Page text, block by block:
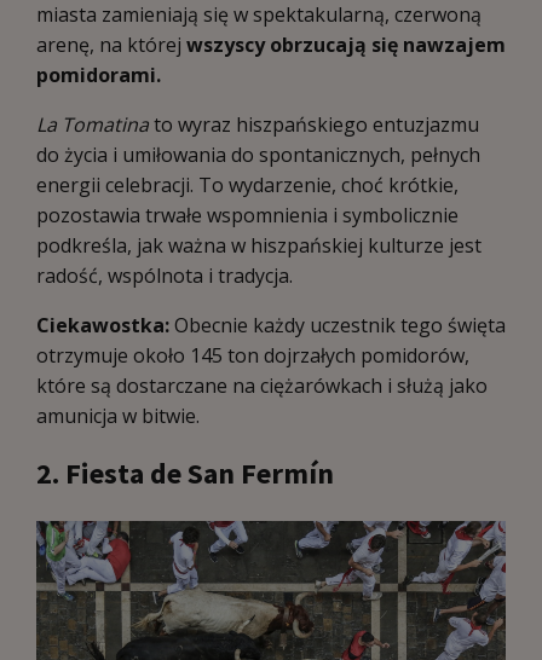
miasta zamieniają się w spektakularną, czerwoną
arenę, na której wszyscy obrzucają się nawzajem
pomidorami.
La Tomatinato wyraz hiszpańskiego entuzjazmu
do życia i umiłowania do spontanicznych, pełnych
energii celebracji. To wydarzenie, choć krótkie,
pozostawia trwałe wspomnienia i symbolicznie
podkreśla, jak ważna w hiszpańskiej kulturze jest
radość, wspólnota i tradycja.
Ciekawostka:Obecnie każdy uczestnik tego święta
otrzymuje około 145 ton dojrzałych pomidorów,
które są dostarczane na ciężarówkach i służą jako
amunicja w bitwie.
2. Fiesta de San Fermín